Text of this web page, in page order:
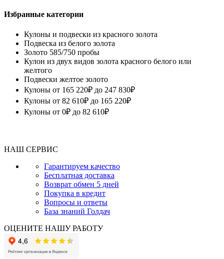
Избранные категории
Кулоны и подвески из красного золота
Подвеска из белого золота
Золото 585/750 пробы
Кулон из двух видов золота красного белого или
желтого
Подвески желтое золото
Кулоны от 165 220₽ до 247 830₽
Кулоны от 82 610₽ до 165 220₽
Кулоны от 0₽ до 82 610₽
НАШ СЕРВИС
Гарантируем качество
Бесплатная доставка
Возврат обмен 5 дней
Покупка в кредит
Вопросы и ответы
База знаний Голдач
ОЦЕНИТЕ НАШУ РАБОТУ